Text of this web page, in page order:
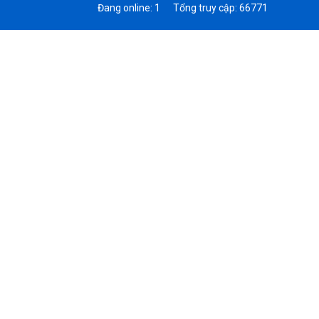
Đang online: 1 Tổng truy cập: 66771